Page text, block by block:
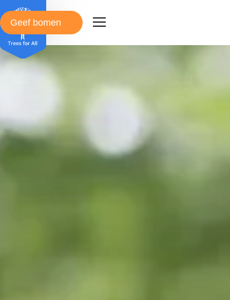
Geef bomen